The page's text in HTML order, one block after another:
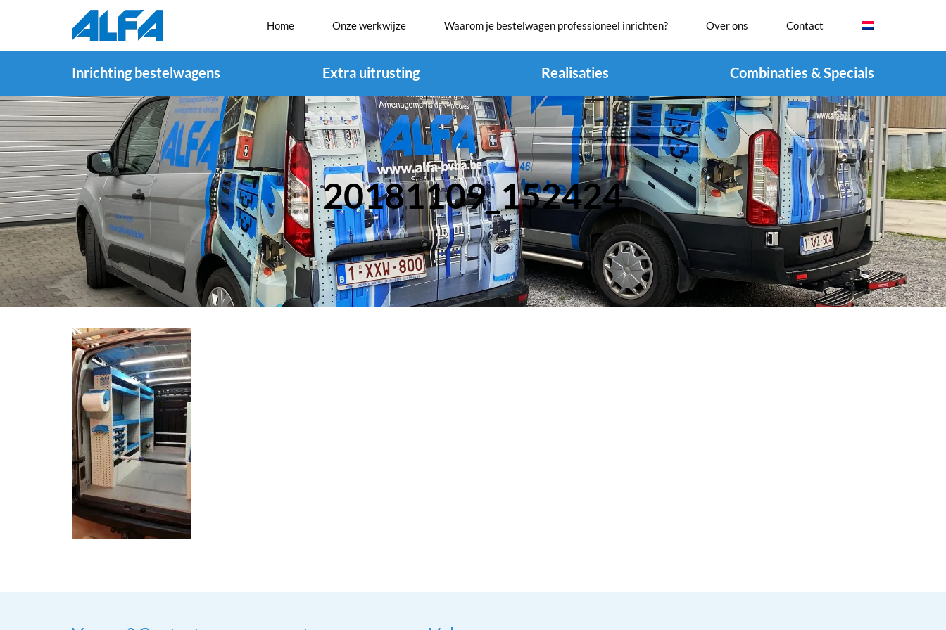
Home Onze werkwijze Waarom je bestelwagen professioneel inrichten? Over ons Contact
Inrichting bestelwagens Extra uitrusting Realisaties Combinaties & Specials
20181109_152424